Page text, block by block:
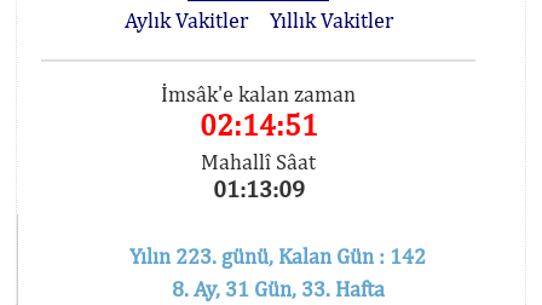
Aylık Vakitler
Yıllık Vakitler
İmsâk'e kalan zaman
02:14:51
Mahallî Sâat
01:13:09
Yılın 223. günü, Kalan Gün : 142
8. Ay, 31 Gün, 33. Hafta